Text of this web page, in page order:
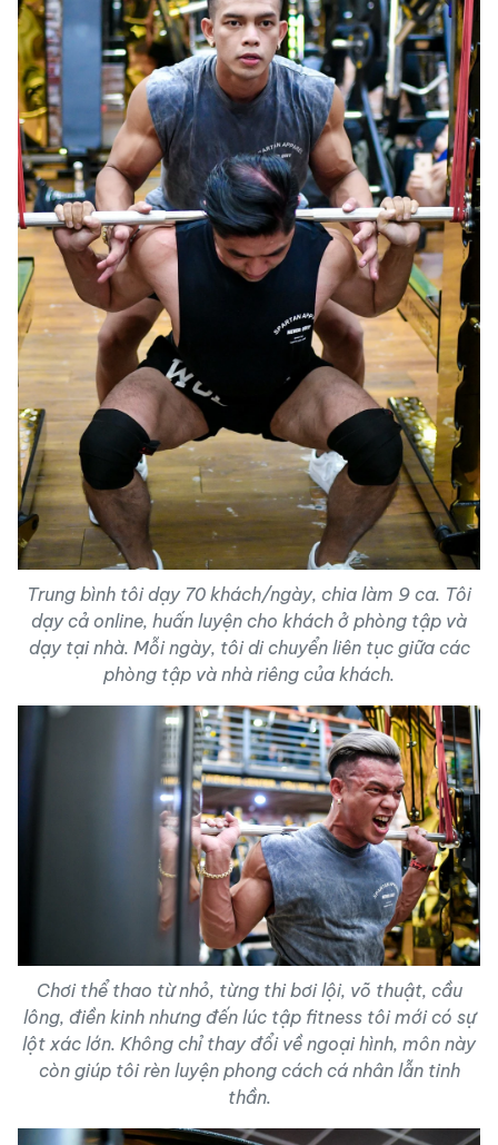
Trung bình tôi dạy 70 khách/ngày, chia làm 9 ca. Tôi
dạy cả online, huấn luyện cho khách ở phòng tập và
dạy tại nhà. Mỗi ngày, tôi di chuyển liên tục giữa các
phòng tập và nhà riêng của khách.
Chơi thể thao từ nhỏ, từng thi bơi lội, võ thuật, cầu
lông, điền kinh nhưng đến lúc tập fitness tôi mới có sự
lột xác lớn. Không chỉ thay đổi về ngoại hình, môn này
còn giúp tôi rèn luyện phong cách cá nhân lẫn tinh
thần.